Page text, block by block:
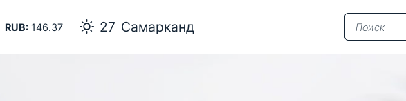
RUB:146.37 27 Самарканд